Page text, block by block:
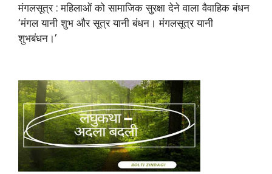
मंगलसूत्र : महिलाओं को सामाजिक सुरक्षा देने वाला वैवाहिक बंधन
‘मंगल यानी शुभ और सूत्र यानी बंधन। मंगलसूत्र यानी
शुभबंधन।’